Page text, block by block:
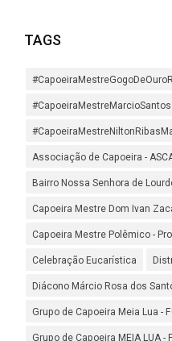
TAGS
#CapoeiraMestreMarcioSantos
Associação de Capoeira -
Bairro Nossa Senhora de
Capoeira Mestre Dom Ivan
Capoeira Mestre Polêmico -
Celebração Eucarística
Diácono Márcio Rosa dos
Grupo de Capoeira Meia Lua -
Grupo de Capoeira MEIA LUA